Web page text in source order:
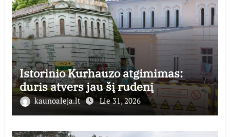
Istorinio Kurhauzo atgimimas:
duris atvers jau šį rudenį
kaunoaleja.lt Lie 31, 2026